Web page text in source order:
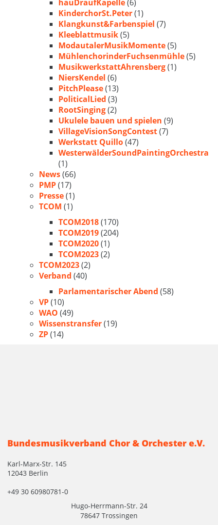
hauDraufKapelle(6)
KinderchorSt.Peter(1)
Klangkunst&Farbenspiel (7)
Kleeblattmusik(5)
ModautalerMusikMomente(5)
MühlenchorinderFuchsenmühle(5)
MusikwerkstattAhrensberg(1)
NiersKendel (6)
PitchPlease(13)
PoliticalLied (3)
RootSinging(2)
Ukulele bauen und spielen (9)
VillageVisionSongContest(7)
Werkstatt Quillo(47)
WesterwälderSoundPaintingOrchestra
(1)
News(66)
PMP(17)
Presse(1)
TCOM (1)
TCOM2018(170)
TCOM2019(204)
TCOM2020(1)
TCOM2023(2)
TCOM2023(2)
Verband (40)
Parlamentarischer Abend (58)
VP(10)
WAO (49)
Wissenstransfer(19)
ZP(14)
Bundesmusikverband Chor & Orchester e.V.
Karl-Marx-Str. 145
12043 Berlin
+49 30 60980781-0
Hugo-Herrmann-Str. 24
78647 Trossingen